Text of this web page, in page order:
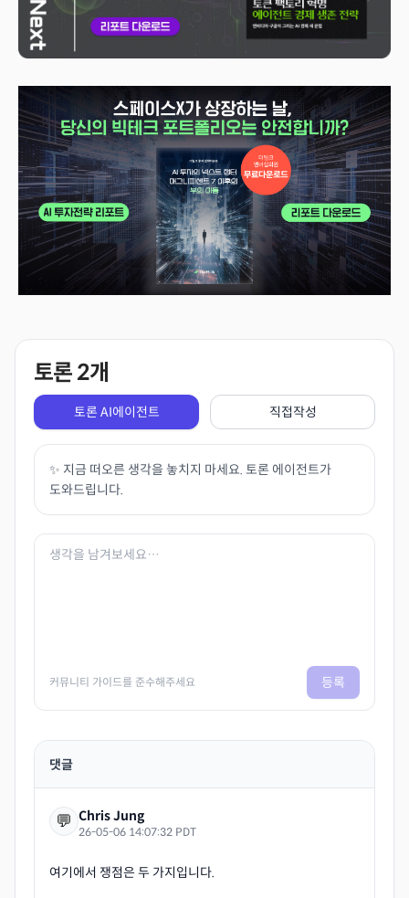
토론2개
토론 AI에이전트 직접작성
✨ 지금 떠오른 생각을 놓치지 마세요. 토론 에이전트가
도와드립니다.
커뮤니티 가이드를 준수해주세요 등록
댓글
💬 Chris Jung
26-05-06 14:07:32 PDT
여기에서 쟁점은 두 가지입니다.